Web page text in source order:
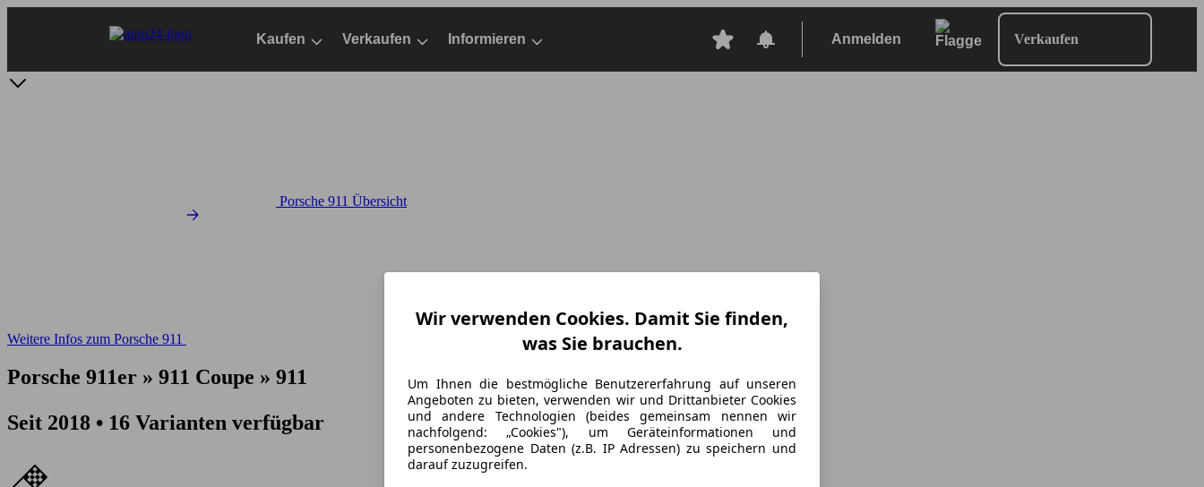
Kaufen Verkaufen Informieren Anmelden Verkaufen
Porsche 911 Übersicht
Weitere Infos zum Porsche 911
Porsche 911er » 911 Coupe » 911
Seit 2018 • 16 Varianten verfügbar
Wir verwenden Cookies. Damit Sie finden,
was Sie brauchen.
Um Ihnen die bestmögliche Benutzererfahrung auf unseren
Angeboten zu bieten, verwenden wir und Drittanbieter Cookies
und andere Technologien (beides gemeinsam nennen wir
nachfolgend: „Cookies"), um Geräteinformationen und
personenbezogene Daten (z.B. IP Adressen) zu speichern und
darauf zuzugreifen.